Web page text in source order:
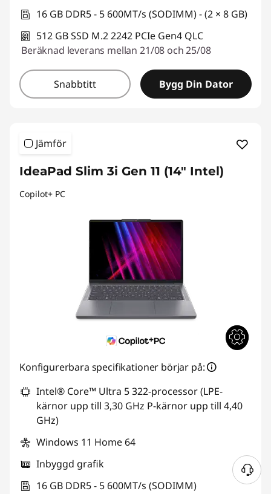
16 GB DDR5 - 5 600MT/s (SODIMM) - (2 × 8 GB)
512 GB SSD M.2 2242 PCIe Gen4 QLC
Beräknad leverans mellan 21/08 och 25/08
Snabbtitt Bygg Din Dator
Jämför
IdeaPad Slim 3i Gen 11 (14" Intel)
Copilot+ PC
Konfigurerbara specifikationer börjar på:
Intel® Core™ Ultra 5 322-processor (LPE-
kärnor upp till 3,30 GHz P-kärnor upp till 4,40
GHz)
Windows 11 Home 64
Inbyggd grafik
16 GB DDR5 - 5 600MT/s (SODIMM)